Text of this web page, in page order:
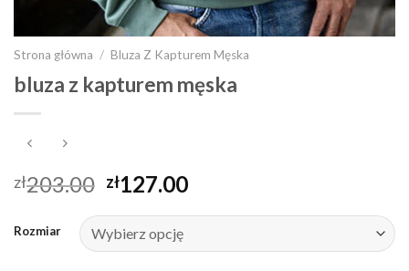
Strona główna / Bluza Z Kapturem Męska
bluza z kapturem męska
zł203.00 zł127.00
Rozmiar